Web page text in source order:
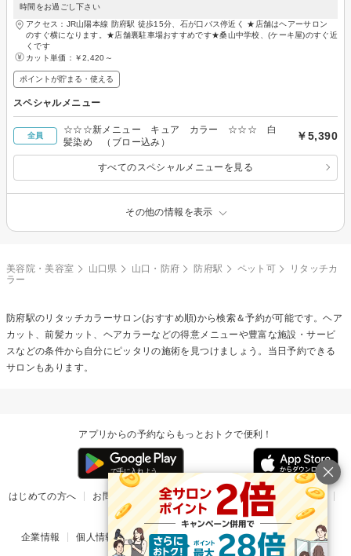
時間をお過ごし下さい
アクセス：JR山陽本線 防府駅 徒歩15分、石が口バス停近く ★店舗はヘアーサロン
のすぐ横になります。★店舗裏駐車場おすすめです★桑山中学校、(ケーキ屋)のすぐ近
くです
カット単価： ￥2,420～
ポイントが貯まる・使える
スペシャルメニュー
全員
☆☆☆新メニュー キュア カラー ☆☆☆ 白
髪染め （ブロー込み）
￥5,390
すべてのスペシャルメニューを見る
その他の情報を表示
美容院・美容室 山口県 山口・防府 防府駅 ペット可
リタッチカ
ラー
防府駅のリタッチカラーサロン(おすすめ順)から検索＆予約が可能です。ヘア
カット、前髪カット、ヘアカラーなどの得意メニューや豊富な施設・サービ
スなどの条件から自分にピッタリの施術を見つけましょう。当日予約できる
サロンもあります。
アプリからの予約ならもっとおトクで便利！
はじめての方へ お問い合わせ ヘルプ リリース情報
利用規約
掲載ご希望のサロン様
企業情報 個人情報保護方針 楽天のサービス一覧 アプリ一覧